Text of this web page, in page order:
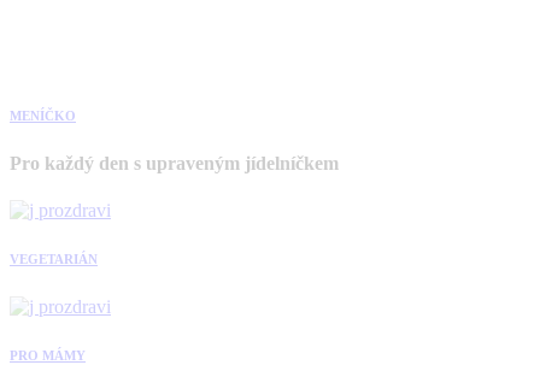
MENÍČKO
Pro každý den s upraveným jídelníčkem
VEGETARIÁN
PRO MÁMY